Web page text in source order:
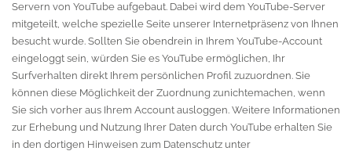
Servern von YouTube aufgebaut. Dabei wird dem YouTube-Server
mitgeteilt, welche spezielle Seite unserer Internetpräsenz von Ihnen
besucht wurde. Sollten Sie obendrein in Ihrem YouTube-Account
eingeloggt sein, würden Sie es YouTube ermöglichen, Ihr
Surfverhalten direkt Ihrem persönlichen Profil zuzuordnen. Sie
können diese Möglichkeit der Zuordnung zunichtemachen, wenn
Sie sich vorher aus Ihrem Account ausloggen. Weitere Informationen
zur Erhebung und Nutzung Ihrer Daten durch YouTube erhalten Sie
in den dortigen Hinweisen zum Datenschutz unter